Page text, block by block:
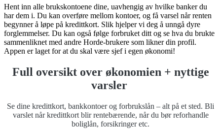
Hent inn alle brukskontoene dine, uavhengig av hvilke banker du
har dem i. Du kan overføre mellom kontoer, og få varsel når renten
begynner å løpe på kredittkort. Slik hjelper vi deg å unngå dyre
forglemmelser. Du kan også følge forbruket ditt og se hva du brukte
sammenliknet med andre Horde-brukere som likner din profil.
Appen er laget for at du skal være sjef i egen økonomi!
Full oversikt over økonomien + nyttige
varsler
Se dine kredittkort, bankkontoer og forbrukslån – alt på et sted. Bli
varslet når kredittkort blir rentebærende, når du bør reforhandle
boliglån, forsikringer etc.